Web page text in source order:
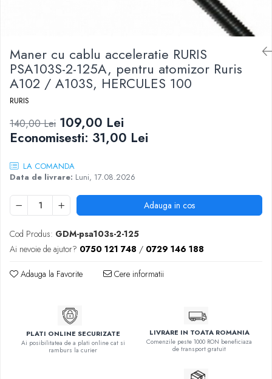
Maner cu cablu acceleratie RURIS
PSA103S-2-125A, pentru atomizor Ruris
A102 / A103S, HERCULES 100
RURIS
140,00 Lei 109,00 Lei
Economisesti: 31,00 Lei
LA COMANDA
Data de livrare: Luni, 17.08.2026
Adauga in cos
Cod Produs: GDM-psa103s-2-125
Ai nevoie de ajutor? 0750 121 748 / 0729 146 188
Adauga la Favorite Cere informatii
PLATI ONLINE SECURIZATE
Ai posibilitatea de a plati online cat si
ramburs la curier
LIVRARE IN TOATA ROMANIA
Comenzile peste 1000 RON beneficiaza
de transport gratuit